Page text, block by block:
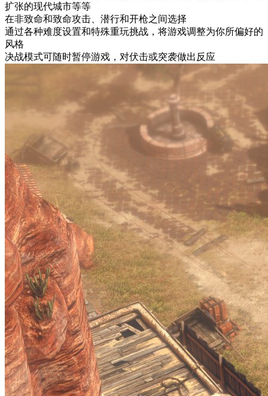
扩张的现代城市等等
在非致命和致命攻击、潜行和开枪之间选择
通过各种难度设置和特殊重玩挑战，将游戏调整为你所偏好的
风格
决战模式可随时暂停游戏，对伏击或突袭做出反应